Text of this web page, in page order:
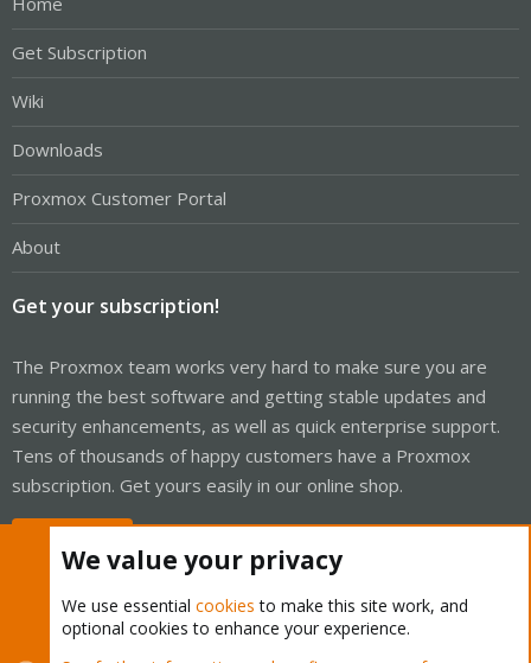
Get Subscription
Wiki
Downloads
Proxmox Customer Portal
About
Get your subscription!
The Proxmox team works very hard to make sure you are
running the best software and getting stable updates and
security enhancements, as well as quick enterprise support.
Tens of thousands of happy customers have a Proxmox
subscription. Get yours easily in our online shop.
We value your privacy
We use essential cookies to make this site work, and
optional cookies to enhance your experience.